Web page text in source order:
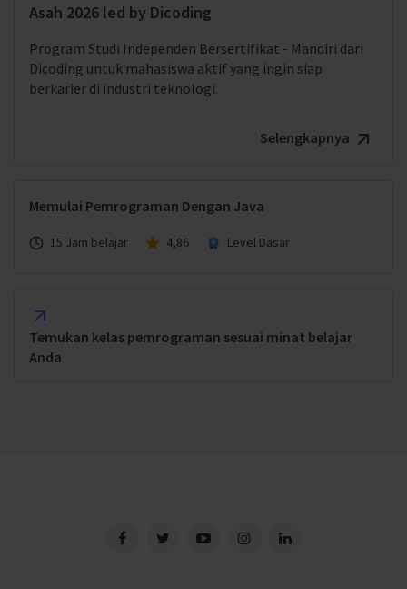
Asah 2026 led by Dicoding
Program Studi Independen Bersertifikat - Mandiri dari
Dicoding untuk mahasiswa aktif yang ingin siap
berkarier di industri teknologi.
Selengkapnya
Memulai Pemrograman Dengan Java
15 Jam belajar 4,86 Level Dasar
Temukan kelas pemrograman sesuai minat belajar
Anda